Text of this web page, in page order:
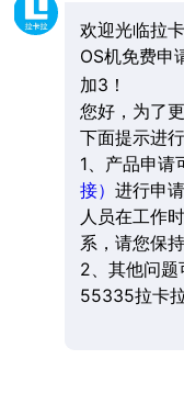
欢迎光临拉
OS机免费申
加3！
您好，为了
下面提示进
1、产品申请
接） 进行申
人员在工作
系，请您保
2、其他问
55335拉卡